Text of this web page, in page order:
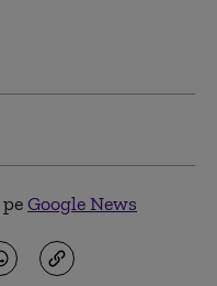
Google News